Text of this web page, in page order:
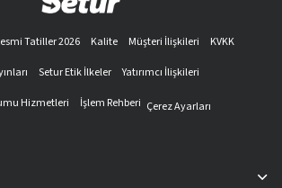
Tatiller 2026 Kalite Müşteri İlişkileri
KVKK
Setur Etik İlkeler
Yatırımcı İlişkileri
Hizmetleri
İşlem Rehberi Çerez Ayarları